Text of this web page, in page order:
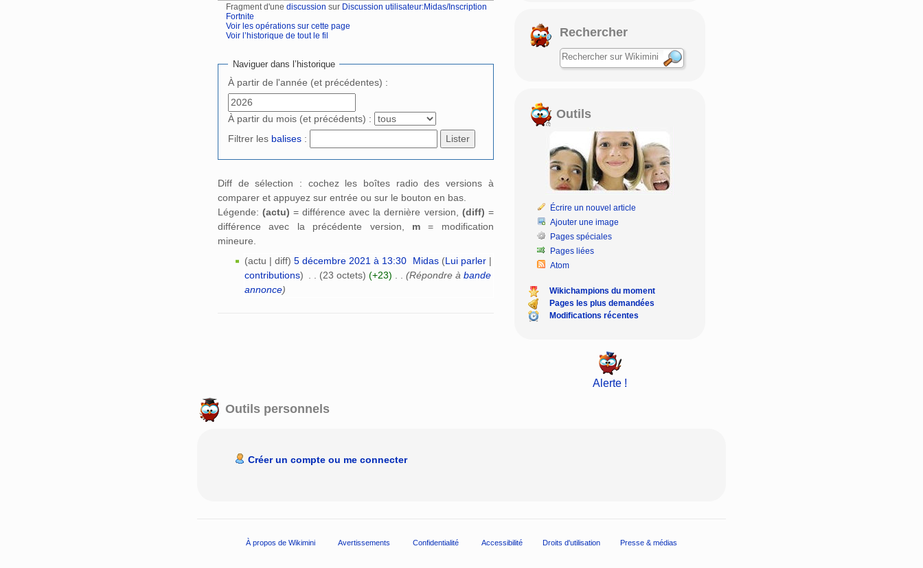
Fragment d'une discussion sur Discussion utilisateur:Midas/Inscription
Fortnite
Voir les opérations sur cette page
Voir l’historique de tout le fil
Naviguer dans l’historique
À partir de l'année (et précédentes) :
À partir du mois (et précédents) :
Filtrer les balises :
Diff de sélection : cochez les boîtes radio des versions à
comparer et appuyez sur entrée ou sur le bouton en bas.
Légende:(actu) = différence avec la dernière version, (diff) =
différence avec la précédente version, m= modification
mineure.
(actu | diff) 5 décembre 2021 à 13:30‎ Midas (Lui parler |
contributions) (23 octets) (+23) (Répondre à bande
annonce)
Rechercher
Outils
Écrire un nouvel article
Ajouter une image
Pages spéciales
Pages liées
Atom
Wikichampions du moment
Pages les plus demandées
Modifications récentes
Alerte !
Outils personnels
Créer un compte ou me connecter
À propos de Wikimini Avertissements Confidentialité Accessibilité Droits d'utilisation Presse & médias